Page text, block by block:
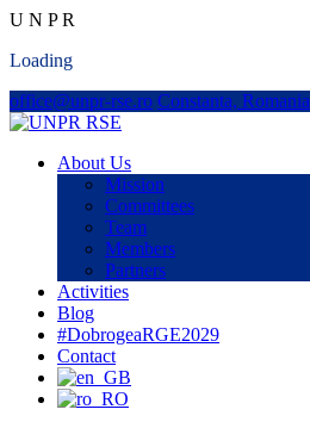
U N PR
Loading
office@unpr-rse.ro Constanta, Romania
About Us
Mission
Committees
Team
Members
Partners
Activities
Blog
#DobrogeaRGE2029
Contact